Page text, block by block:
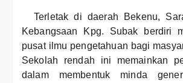
Terletak di daerah Bekenu,
Kebangsaan Kpg. Subak berdiri
pusat ilmu pengetahuan bagi
Sekolah rendah ini memainkan
dalam membentuk minda